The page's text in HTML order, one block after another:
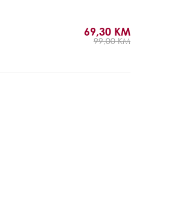
69,30 KM
99,00 KM